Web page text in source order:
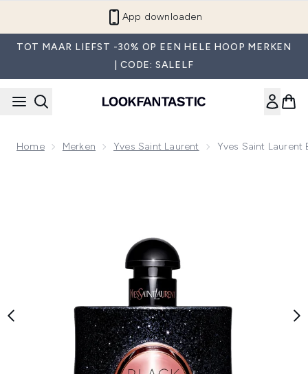
App downloaden
TOT MAAR LIEFST -30% OP EEN HELE HOOP MERKEN
| CODE: SALELF
Home Merken Yves Saint Laurent Yves Saint Laurent